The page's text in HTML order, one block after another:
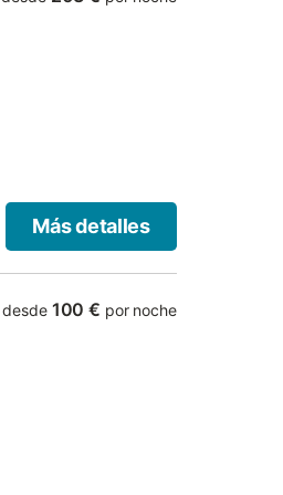
Más detalles
desde 100 € por noche